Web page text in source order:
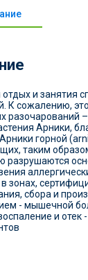
и занятия
К сожалению,
разочарований
Арники,
горной
таким
разрушаются
в зонах,
сбора и
- мышечной
и отек